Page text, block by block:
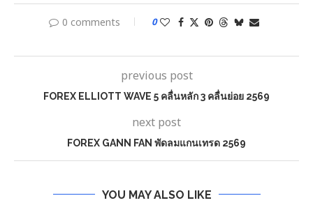
0 comments 0
previous post
FOREX ELLIOTT WAVE 5 คลื่นหลัก 3 คลื่นย่อย 2569
next post
FOREX GANN FAN พัดลมแกนเทรด 2569
YOU MAY ALSO LIKE